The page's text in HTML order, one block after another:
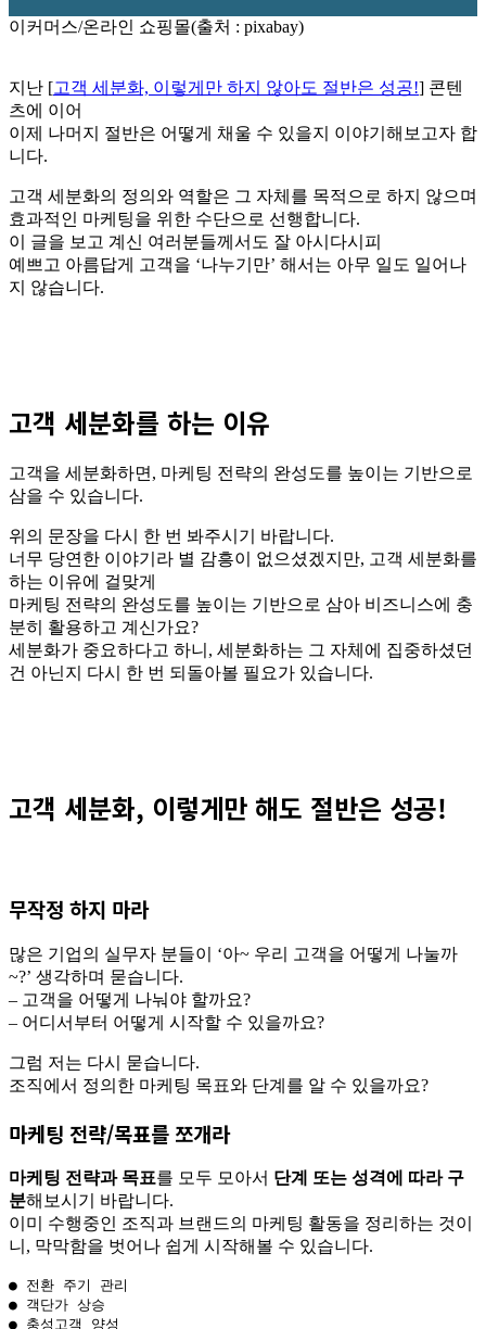
이커머스/온라인 쇼핑몰(출처 : pixabay)
지난 [고객 세분화, 이렇게만 하지 않아도 절반은 성공!] 콘텐
츠에 이어
이제 나머지 절반은 어떻게 채울 수 있을지 이야기해보고자 합
니다.
고객 세분화의 정의와 역할은 그 자체를 목적으로 하지 않으며
효과적인 마케팅을 위한 수단으로 선행합니다.
이 글을 보고 계신 여러분들께서도 잘 아시다시피
예쁘고 아름답게 고객을 ‘나누기만’ 해서는 아무 일도 일어나
지 않습니다.
고객 세분화를 하는 이유
고객을 세분화하면, 마케팅 전략의 완성도를 높이는 기반으로
삼을 수 있습니다.
위의 문장을 다시 한 번 봐주시기 바랍니다.
너무 당연한 이야기라 별 감흥이 없으셨겠지만, 고객 세분화를
하는 이유에 걸맞게
마케팅 전략의 완성도를 높이는 기반으로 삼아 비즈니스에 충
분히 활용하고 계신가요?
세분화가 중요하다고 하니, 세분화하는 그 자체에 집중하셨던
건 아닌지 다시 한 번 되돌아볼 필요가 있습니다.
고객 세분화, 이렇게만 해도 절반은 성공!
무작정 하지 마라
많은 기업의 실무자 분들이 ‘아~ 우리 고객을 어떻게 나눌까
~?’ 생각하며 묻습니다.
– 고객을 어떻게 나눠야 할까요?
– 어디서부터 어떻게 시작할 수 있을까요?
그럼 저는 다시 묻습니다.
조직에서 정의한 마케팅 목표와 단계를 알 수 있을까요?
마케팅 전략/목표를 쪼개라
마케팅 전략과 목표를 모두 모아서 단계 또는 성격에 따라 구
분해보시기 바랍니다.
이미 수행중인 조직과 브랜드의 마케팅 활동을 정리하는 것이
니, 막막함을 벗어나 쉽게 시작해볼 수 있습니다.
● 전환 주기 관리
● 객단가 상승
● 충성고객 양성